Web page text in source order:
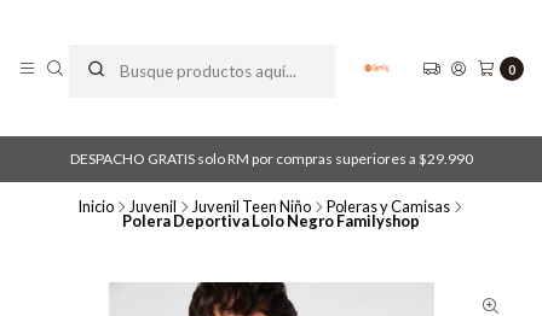
0
DESPACHO GRATIS solo RM por compras superiores a $29.990
Inicio Juvenil Juvenil Teen Niño Poleras y Camisas
Polera Deportiva Lolo Negro Familyshop